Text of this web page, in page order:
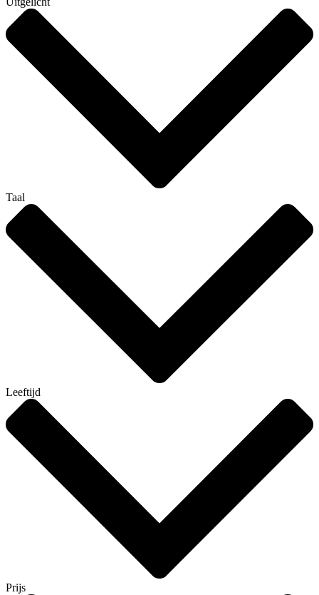
Taal
Leeftijd
Prijs